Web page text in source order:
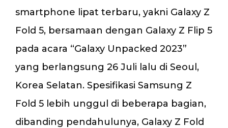
smartphone lipat terbaru, yakni Galaxy Z
Fold 5, bersamaan dengan Galaxy Z Flip 5
pada acara “Galaxy Unpacked 2023”
yang berlangsung 26 Juli lalu di Seoul,
Korea Selatan. Spesifikasi Samsung Z
Fold 5 lebih unggul di beberapa bagian,
dibanding pendahulunya, Galaxy Z Fold